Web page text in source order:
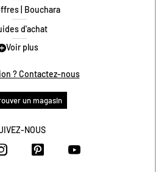
| Bouchara
d'achat
des tailles
de fidélité
des offres
et retours
Voir plus
? Contactez-nous
un magasin
NOUS
https://https://